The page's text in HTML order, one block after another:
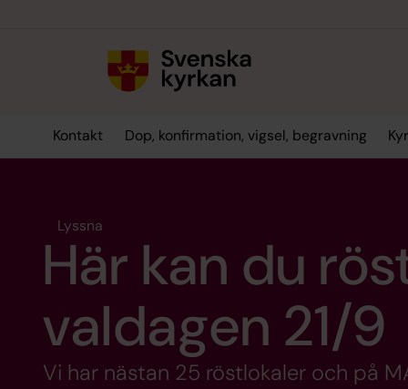
Kontakt Dop, konfirmation, vigsel, begravning
Lyssna
Här kan du
valdagen 21/9
Vi har nästan 25 röstlokaler och på